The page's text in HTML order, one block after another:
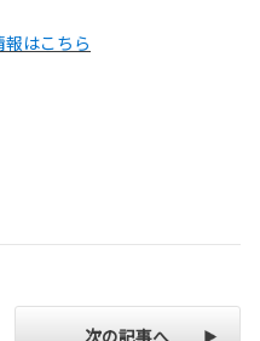
はこちら